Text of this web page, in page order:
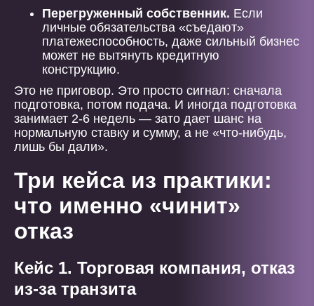
Перегруженный собственник. Если
личные обязательства «съедают»
платежеспособность, даже сильный бизнес
может не вытянуть кредитную
конструкцию.
Это не приговор. Это просто сигнал: сначала
подготовка, потом подача. И иногда подготовка
занимает 2-6 недель — зато дает шанс на
нормальную ставку и сумму, а не «что-нибудь,
лишь бы дали».
Три кейса из практики:
что именно «чинит»
отказ
Кейс 1. Торговая компания, отказ
из-за транзита